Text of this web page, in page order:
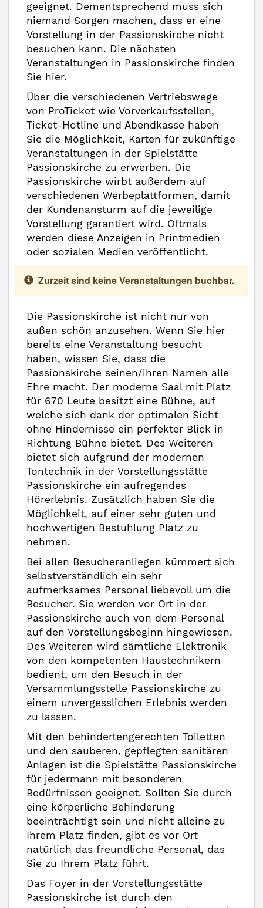
geeignet. Dementsprechend muss sich
niemand Sorgen machen, dass er eine
Vorstellung in der Passionskirche nicht
besuchen kann. Die nächsten
Veranstaltungen in Passionskirche finden
Sie hier.
Über die verschiedenen Vertriebswege
von ProTicket wie Vorverkaufsstellen,
Ticket-Hotline und Abendkasse haben
Sie die Möglichkeit, Karten für zukünftige
Veranstaltungen in der Spielstätte
Passionskirche zu erwerben. Die
Passionskirche wirbt außerdem auf
verschiedenen Werbeplattformen, damit
der Kundenansturm auf die jeweilige
Vorstellung garantiert wird. Oftmals
werden diese Anzeigen in Printmedien
oder sozialen Medien veröffentlicht.
Zurzeit sind keine Veranstaltungen buchbar.
Die Passionskirche ist nicht nur von
außen schön anzusehen. Wenn Sie hier
bereits eine Veranstaltung besucht
haben, wissen Sie, dass die
Passionskirche seinen/ihren Namen alle
Ehre macht. Der moderne Saal mit Platz
für 670 Leute besitzt eine Bühne, auf
welche sich dank der optimalen Sicht
ohne Hindernisse ein perfekter Blick in
Richtung Bühne bietet. Des Weiteren
bietet sich aufgrund der modernen
Tontechnik in der Vorstellungsstätte
Passionskirche ein aufregendes
Hörerlebnis. Zusätzlich haben Sie die
Möglichkeit, auf einer sehr guten und
hochwertigen Bestuhlung Platz zu
nehmen.
Bei allen Besucheranliegen kümmert sich
selbstverständlich ein sehr
aufmerksames Personal liebevoll um die
Besucher. Sie werden vor Ort in der
Passionskirche auch von dem Personal
auf den Vorstellungsbeginn hingewiesen.
Des Weiteren wird sämtliche Elektronik
von den kompetenten Haustechnikern
bedient, um den Besuch in der
Versammlungsstelle Passionskirche zu
einem unvergesslichen Erlebnis werden
zu lassen.
Mit den behindertengerechten Toiletten
und den sauberen, gepflegten sanitären
Anlagen ist die Spielstätte Passionskirche
für jedermann mit besonderen
Bedürfnissen geeignet. Sollten Sie durch
eine körperliche Behinderung
beeinträchtigt sein und nicht alleine zu
Ihrem Platz finden, gibt es vor Ort
natürlich das freundliche Personal, das
Sie zu Ihrem Platz führt.
Das Foyer in der Vorstellungsstätte
Passionskirche ist durch den